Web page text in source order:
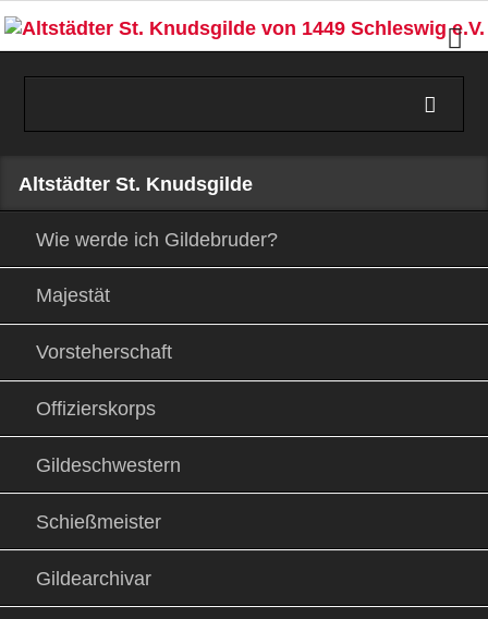
Altstädter St. Knudsgilde
Wie werde ich Gildebruder?
Majestät
Vorsteherschaft
Offizierskorps
Gildeschwestern
Schießmeister
Gildearchivar